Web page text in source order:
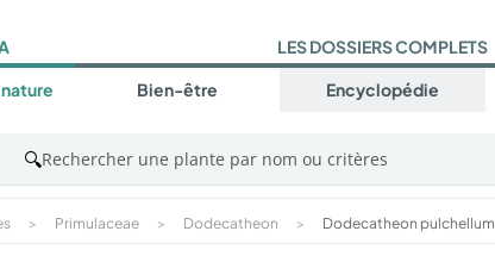
LES DOSSIERS COMPLETS
Bien-être Encyclopédie
🔍Rechercher une plante par nom ou critères
> Primulaceae > Dodecatheon > Dodecatheon pulchellum